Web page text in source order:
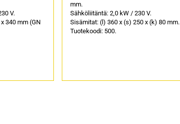
V.
340 mm (GN
mm.
Sähköliitäntä: 2,0 kW / 230 V.
Sisämitat: (l) 360 x (s) 250 x (k) 80 mm.
Tuotekoodi: 500.